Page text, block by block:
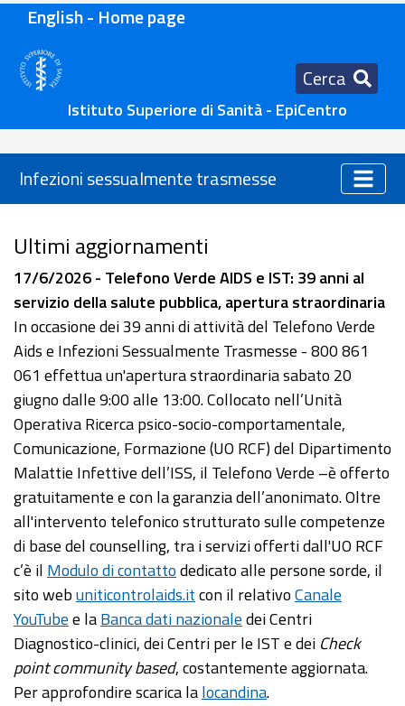
English - Home page
Cerca
Istituto Superiore di Sanità - EpiCentro
Infezioni sessualmente trasmesse
Ultimi aggiornamenti
17/6/2026 - Telefono Verde AIDS e IST: 39 anni al
servizio della salute pubblica, apertura straordinaria
In occasione dei 39 anni di attività del Telefono Verde
Aids e Infezioni Sessualmente Trasmesse - 800 861
061 effettua un'apertura straordinaria sabato 20
giugno dalle 9:00 alle 13:00. Collocato nell’Unità
Operativa Ricerca psico-socio-comportamentale,
Comunicazione, Formazione (UO RCF) del Dipartimento
Malattie Infettive dell’ISS, il Telefono Verde –è offerto
gratuitamente e con la garanzia dell’anonimato. Oltre
all'intervento telefonico strutturato sulle competenze
di base del counselling, tra i servizi offerti dall'UO RCF
c’è il Modulo di contattodedicato alle persone sorde, il
sito webuniticontrolaids.itcon il relativoCanale
YouTubee laBanca dati nazionaledei Centri
Diagnostico-clinici, dei Centri per le IST e dei Check
point community based, costantemente aggiornata.
Per approfondire scarica lalocandina.